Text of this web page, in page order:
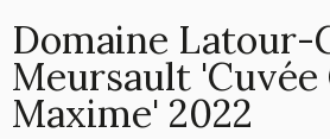
Domaine Latour-
Meursault 'Cuvée
Maxime' 2022